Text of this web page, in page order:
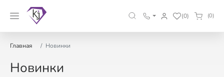
(0) (0)
Главная Новинки
Новинки